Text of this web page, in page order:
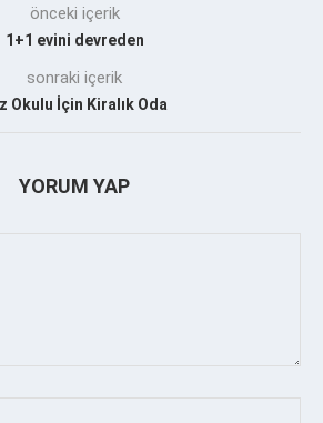
önceki içerik
1+1 evini devreden
sonraki içerik
Okulu İçin Kiralık Oda
YORUM YAP